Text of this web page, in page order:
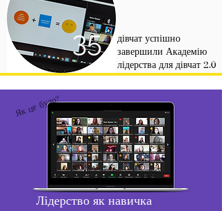
35
дівчат успішно
завершили Академію
лідерства для дівчат 2.0
Лідерство як навичка
Як це було?